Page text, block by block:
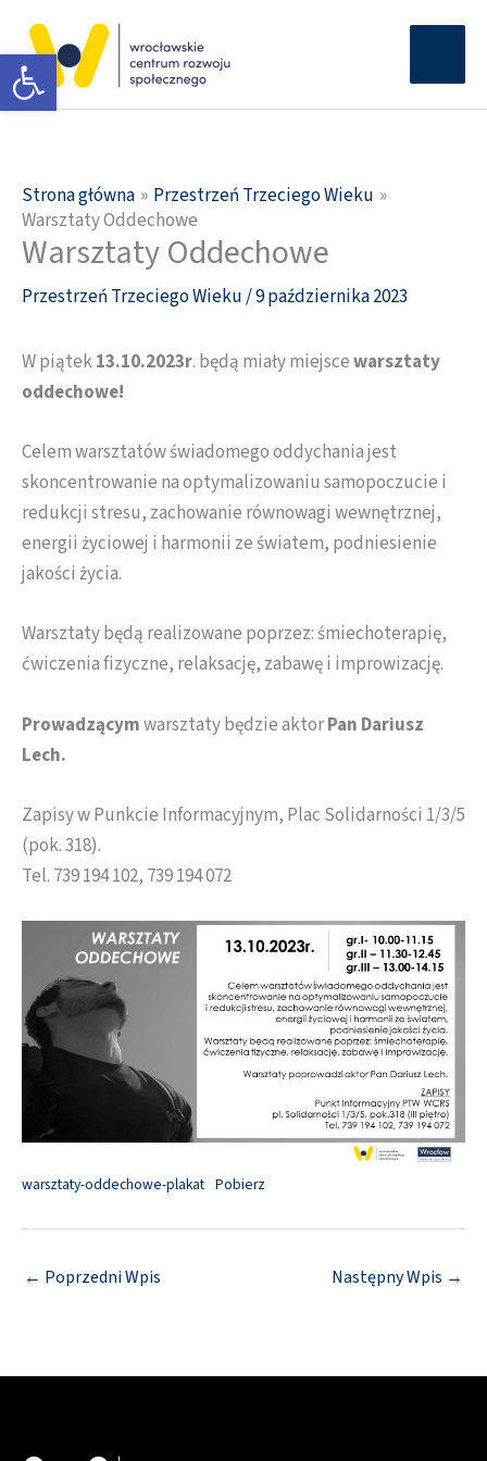
Otwórz pasek narzędzi
treści
Strona główna
Przestrzeń Trzeciego Wieku
Warsztaty Oddechowe
Warsztaty Oddechowe
Przestrzeń Trzeciego Wieku/9 października 2023
W piątek13.10.2023r. będą miały miejscewarsztaty
oddechowe!
Celem warsztatów świadomego oddychania jest
skoncentrowanie na optymalizowaniu samopoczucie i
redukcji stresu, zachowanie równowagi wewnętrznej,
energii życiowej i harmonii ze światem, podniesienie
jakości życia.
Warsztaty będą realizowane poprzez: śmiechoterapię,
ćwiczenia fizyczne, relaksację, zabawę i improwizację.
Prowadzącymwarsztaty będzie aktorPan Dariusz
Lech.
Zapisy w Punkcie Informacyjnym, Plac Solidarności 1/3/5
(pok. 318).
Tel. 739 194 102, 739 194 072
warsztaty-oddechowe-plakat Pobierz
← Poprzedni Wpis Następny Wpis →